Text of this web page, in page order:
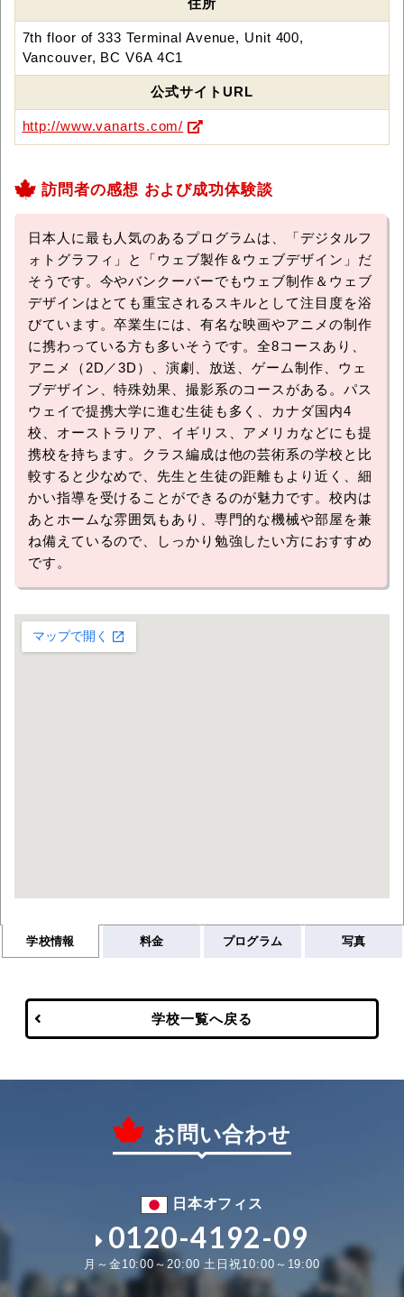
住所
7th floor of 333 Terminal Avenue, Unit 400,
Vancouver, BC V6A 4C1
公式サイトURL
http://www.vanarts.com/
訪問者の感想 および成功体験談
日本人に最も人気のあるプログラムは、「デジタルフ
ォトグラフィ」と「ウェブ製作＆ウェブデザイン」だ
そうです。今やバンクーバーでもウェブ制作＆ウェブ
デザインはとても重宝されるスキルとして注目度を浴
びています。卒業生には、有名な映画やアニメの制作
に携わっている方も多いそうです。全8コースあり、
アニメ（2D／3D）、演劇、放送、ゲーム制作、ウェ
ブデザイン、特殊効果、撮影系のコースがある。パス
ウェイで提携大学に進む生徒も多く、カナダ国内4
校、オーストラリア、イギリス、アメリカなどにも提
携校を持ちます。クラス編成は他の芸術系の学校と比
較すると少なめで、先生と生徒の距離もより近く、細
かい指導を受けることができるのが魅力です。校内は
あとホームな雰囲気もあり、専門的な機械や部屋を兼
ね備えているので、しっかり勉強したい方におすすめ
です。
学校情報 料金 プログラム 写真
学校一覧へ戻る
お問い合わせ
日本オフィス
0120-4192-09
月～金10:00～20:00 土日祝10:00～19:00